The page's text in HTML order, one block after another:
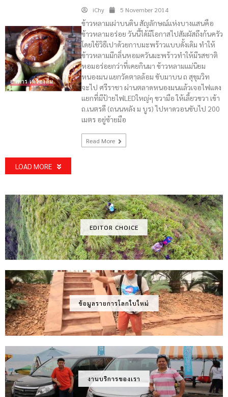
อาหาร เครื่องดื่ม
iChy 5 November 2014
ข้าวหลามเผ่าบนดิน สัญลักษณ์แห่งบางแสนคือ
ข้าวหลามอร่อย วันนี้ได้มีโอกาสไปสัมผัสถึงก้นครัว
โดยใช้วิธีเปาด้วยกาบมะพร้าวแบบดั้งเดิม ทำให้
ข้าวหลามมีกลิ่นหอมควันมะพร้าวทำให้มีรสชาติ
หอมอร่อยกว่าที่เคยกินมา ข้าวหลามแม่นิยม
หนองมน แยกวัดตาลล้อม ขับมาบน ถ สุขุมวิท
จะไป ศรีราชา ผ่านตลาดหนองมนแล้วเจอไฟแดง
แยกที่มีป้ายไฟLEDใหญ่ๆ ขวามือ ให้เลี้ยวขวา เข้า
ถ.เนตรดี (ถนนหลัง ม บูร) ไปหาดวอนขับไป 200
เมตร อยู่ซ้ายมือ
Read More
LOAD MORE
EDITOR CHOICE
ข้อมูลรายการโลกใบใหม่
งานบริการของเรา